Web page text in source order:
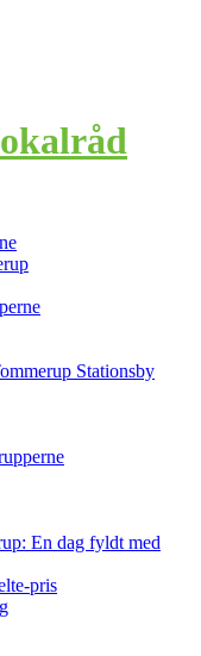
Stationsby
En dag fyldt med
pris